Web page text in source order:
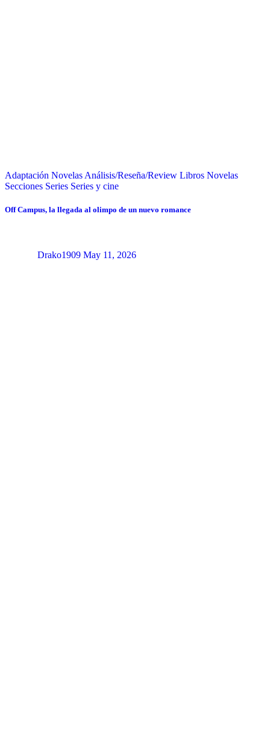
Adaptación Novelas Análisis/Reseña/Review Libros Novelas
Secciones Series Series y cine
Off Campus, la llegada al olimpo de un nuevo romance
Drako1909 May 11, 2026